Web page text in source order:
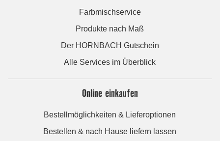
Farbmischservice
Produkte nach Maß
Der HORNBACH Gutschein
Alle Services im Überblick
Online einkaufen
Bestellmöglichkeiten & Lieferoptionen
Bestellen & nach Hause liefern lassen